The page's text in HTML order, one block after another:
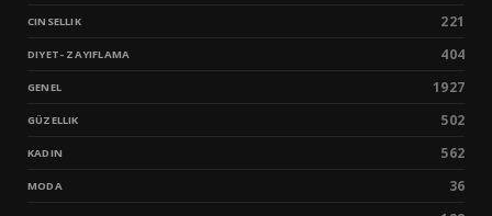
CINSELLIK 221
DIYET- ZAYIFLAMA 404
GENEL 1927
GÜZELLIK 502
KADIN 562
MODA 36